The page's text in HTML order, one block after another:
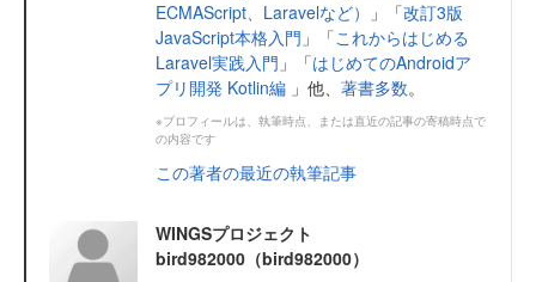
ECMAScript、Laravelなど）
」「改訂3版
JavaScript本格入門 」「これからはじめる
Laravel実践入門 」「はじめてのAndroidア
プリ開発 Kotlin編 」他、 著書多数。
※プロフィールは、執筆時点、または直近の記事の寄稿時点で
の内容です
この著者の最近の執筆記事
WINGSプロジェクト
bird982000（bird982000）